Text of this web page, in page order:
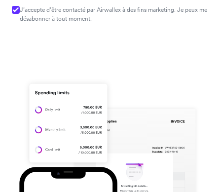
J’accepte d’être contacté par Airwallex à des fins marketing. Je peux me
désabonner à tout moment.